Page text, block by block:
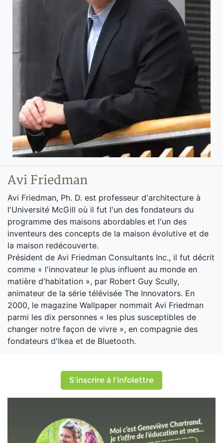
Avi Friedman
Avi Friedman, Ph. D. est professeur d'architecture à
l'Université McGill où il fut l'un des fondateurs du
programme des maisons abordables et l'un des
inventeurs des concepts de la maison évolutive et de
la maison redécouverte.
Président de Avi Friedman Consultants Inc., il fut décrit
comme « l'innovateur le plus influent au monde en
matière d'habitation », par Robert Guy Scully,
animateur de la série télévisée The Innovators. En
2000, le magazine Wallpaper nommait Avi Friedman
parmi les dix personnes « les plus susceptibles de
changer notre façon de vivre », en compagnie des
fondateurs d'Ikea et de Bluetooth.
S'inscrire à l'infolettre